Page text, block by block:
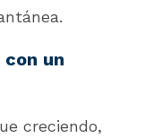
un
creciendo,